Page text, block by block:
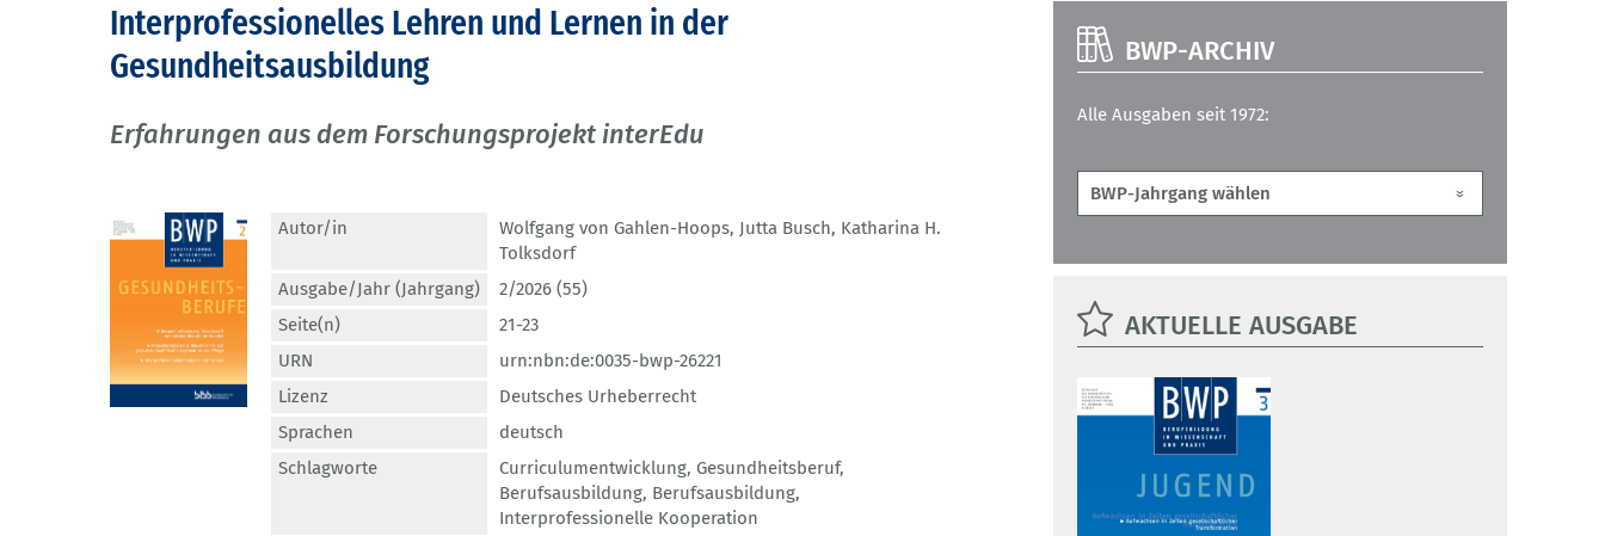
Interprofessionelles Lehren und Lernen in der
Gesundheitsausbildung
Erfahrungen aus dem Forschungsprojekt interEdu
Autor/in Wolfgang von Gahlen-Hoops, Jutta Busch, Katharina H.
Tolksdorf
Ausgabe/Jahr (Jahrgang)
2/2026 (55)
Seite(n)
21-23
URN
urn:nbn:de:0035-bwp-26221
Lizenz
Deutsches Urheberrecht
Sprachen
deutsch
Schlagworte
Curriculumentwicklung, Gesundheitsberuf,
Berufsausbildung, Berufsausbildung,
Interprofessionelle Kooperation
BWP-ARCHIV
Alle Ausgaben seit 1972:
AKTUELLE AUSGABE